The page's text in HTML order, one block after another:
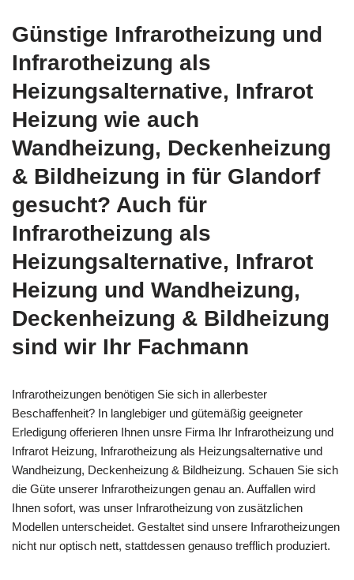
Günstige Infrarotheizung und
Infrarotheizung als
Heizungsalternative, Infrarot
Heizung wie auch
Wandheizung, Deckenheizung
& Bildheizung in für Glandorf
gesucht? Auch für
Infrarotheizung als
Heizungsalternative, Infrarot
Heizung und Wandheizung,
Deckenheizung & Bildheizung
sind wir Ihr Fachmann
Infrarotheizungen benötigen Sie sich in allerbester
Beschaffenheit? In langlebiger und gütemäßig geeigneter
Erledigung offerieren Ihnen unsre Firma Ihr Infrarotheizung und
Infrarot Heizung, Infrarotheizung als Heizungsalternative und
Wandheizung, Deckenheizung & Bildheizung. Schauen Sie sich
die Güte unserer Infrarotheizungen genau an. Auffallen wird
Ihnen sofort, was unser Infrarotheizung von zusätzlichen
Modellen unterscheidet. Gestaltet sind unsere Infrarotheizungen
nicht nur optisch nett, stattdessen genauso trefflich produziert.